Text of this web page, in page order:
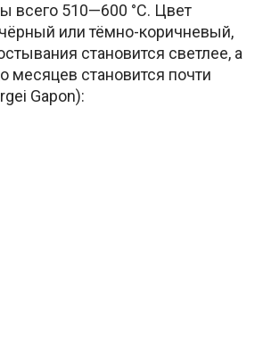
всего 510—600 °C. Цвет
или тёмно-коричневый,
становится светлее, а
месяцев становится почти
Gapon):